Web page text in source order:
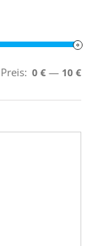
Preis: 0 € — 10 €